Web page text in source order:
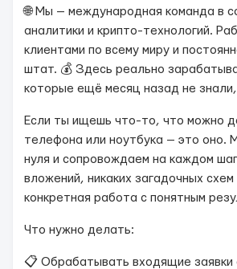
🌐 Мы — международная команда в
аналитики и крипто-технологий.
клиентами по всему миру и
штат. 💰 Здесь реально
которые ещё месяц назад не знали,
Если ты ищешь что-то, что можно
телефона или ноутбука — это оно.
нуля и сопровождаем на каждом
вложений, никаких загадочных
конкретная работа с понятным
Что нужно делать:
📋 Обрабатывать входящие заявки